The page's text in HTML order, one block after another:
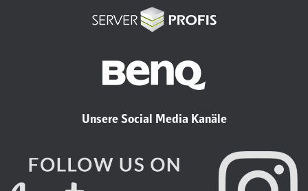
Unsere Social Media Kanäle